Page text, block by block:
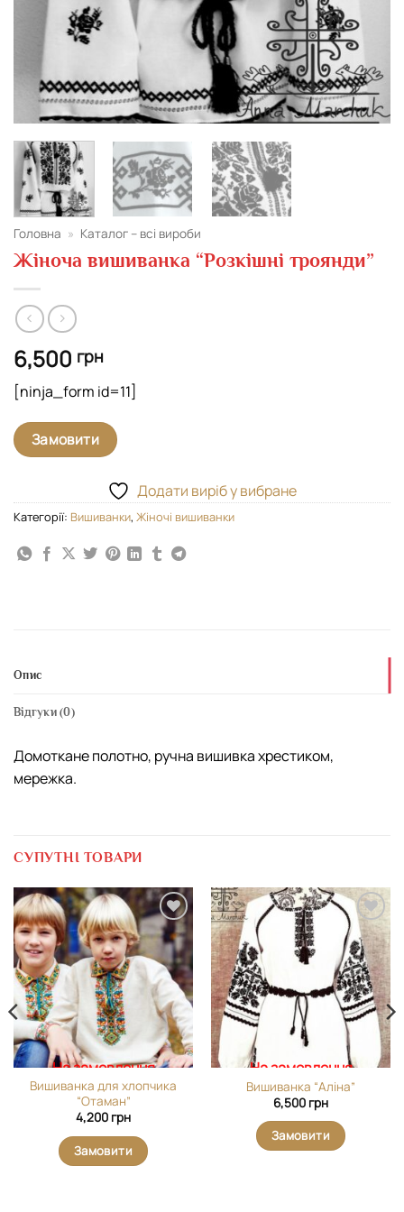
Головна » Каталог – всі вироби
Жіноча вишиванка “Розкішні троянди”
6,500 грн
[ninja_form id=11]
Замовити
Додати виріб у вибране
Категорії: Вишиванки, Жіночі вишиванки
Опис
Відгуки (0)
Домоткане полотно, ручна вишивка хрестиком,
мережка.
СУПУТНІ ТОВАРИ
Додати
виріб у
вибране
На замовлення
Вишиванка для хлопчика
“Отаман”
4,200 грн
Замовити
Додати
виріб у
вибране
На замовлення
Вишиванка “Аліна”
6,500 грн
Замовити